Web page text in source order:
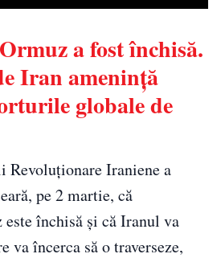
a fost închisă.
Iran amenință
globale de
Revoluţionare Iraniene a
pe 2 martie, că
este închisă şi că Iranul va
va încerca să o traverseze,